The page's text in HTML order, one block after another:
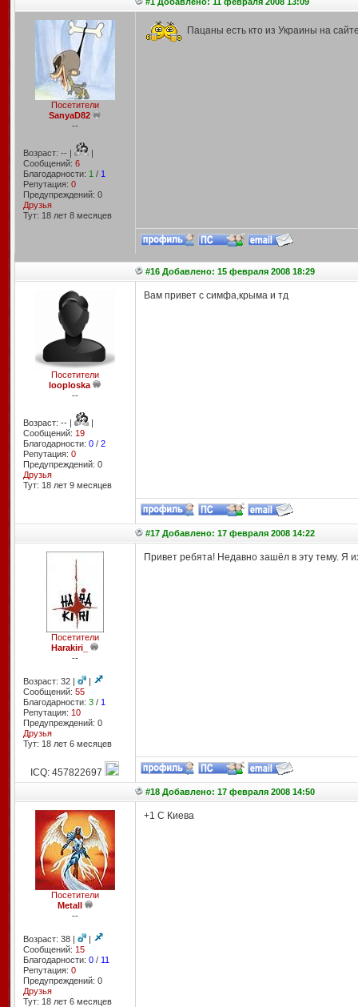
Посетители
SanyaD82
--
Возраст: -- |
|
Сообщений: 6
Благодарности: 1 / 1
Репутация: 0
Предупреждений: 0
Друзья
Тут: 18 лет 8 месяцев
Пацаны есть кто из Украины на
#16 Добавлено: 15 февраля 2008 18:29
Посетители
looploska
--
Возраст: -- |
|
Сообщений: 19
Благодарности: 0/ 2
Репутация: 0
Предупреждений: 0
Друзья
Тут: 18 лет 9 месяцев
Вам привет с симфа,крыма и тд
#17 Добавлено: 17 февраля 2008 14:22
Посетители
Harakiri_
--
Возраст: 32 |
|
Сообщений: 55
Благодарности: 3/ 1
Репутация: 10
Предупреждений: 0
Друзья
Тут: 18 лет 6 месяцев
Привет ребята! Недавно зашёл в эту тему. Я
ICQ: 457822697
#18 Добавлено: 17 февраля 2008 14:50
Посетители
Metall
--
Возраст: 38 |
|
Сообщений: 15
Благодарности: 0/ 11
Репутация: 0
Предупреждений: 0
Друзья
Тут: 18 лет 6 месяцев
+1 C Киева